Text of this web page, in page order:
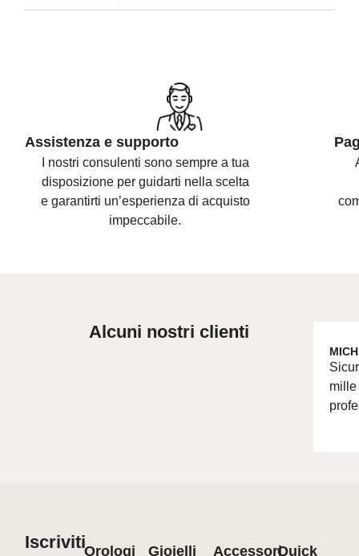
Assistenza e supporto
I nostri consulenti sono sempre a tua
disposizione per guidarti nella scelta
e garantirti un’esperienza di acquisto
impeccabile.
Alcuni nostri clienti
mille
IscrivitiOrologi Gioielli AccessoriQuick